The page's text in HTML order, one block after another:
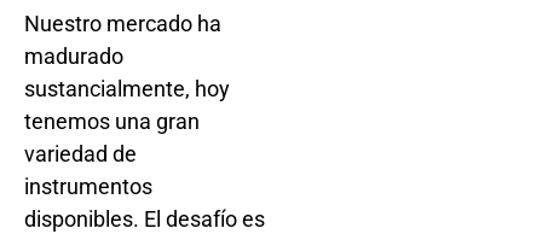
Nuestro mercado ha
madurado
sustancialmente, hoy
tenemos una gran
variedad de
instrumentos
disponibles. El desafío es